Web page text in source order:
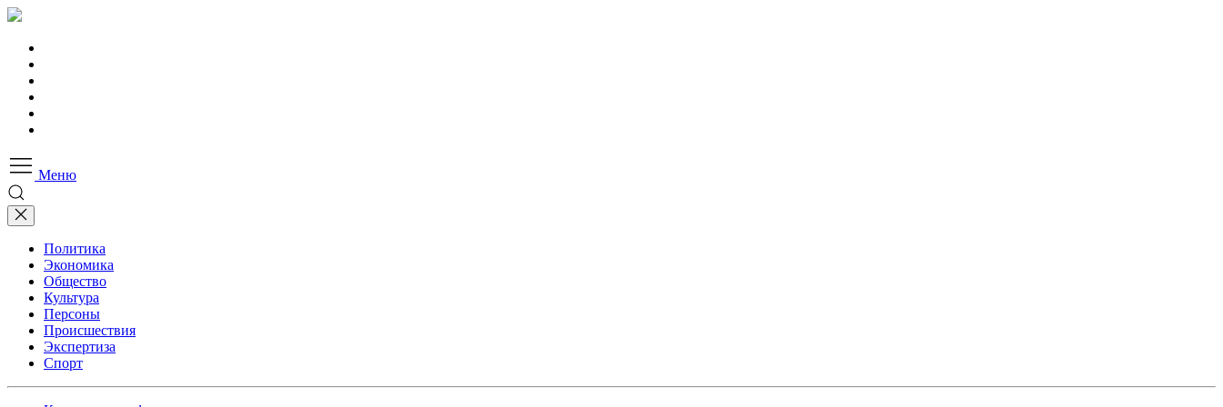
Меню
Политика
Экономика
Общество
Культура
Персоны
Происшествия
Экспертиза
Спорт